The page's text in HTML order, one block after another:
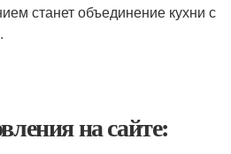
станет объединение кухни с
на сайте: